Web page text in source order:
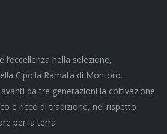
l’eccellenza nella selezione,
Cipolla Ramata di Montoro.
da tre generazioni la coltivazione
e ricco di tradizione, nel rispetto
per la terra